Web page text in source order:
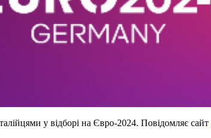
у відборі на Євро-2024. Повідомляє сайт